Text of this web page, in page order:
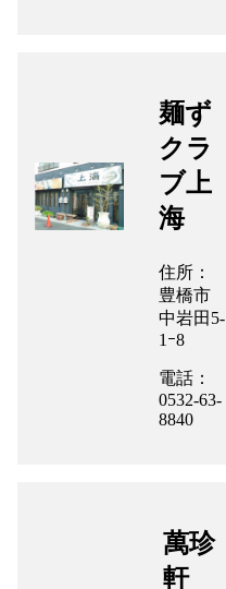
麺ず
クラ
ブ上
海
住所：
豊橋市
中岩田5-
1ｰ8
電話：
0532-63-
8840
萬珍
軒